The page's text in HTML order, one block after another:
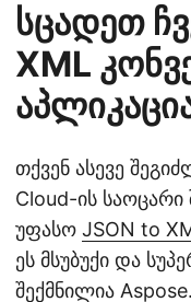
სცადეთ
XML
თქვენ ასევე
Cloud-ის საოცარი
უფასო JSON to
ეს მსუბუქი და
შექმნილია